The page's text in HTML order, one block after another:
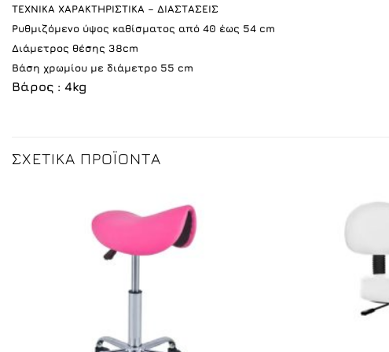
ΤΕΧΝΙΚΑ ΧΑΡΑΚΤΗΡΙΣΤΙΚΑ – ΔΙΑΣΤΑΣΕΙΣ
Ρυθμιζόμενο ύψος καθίσματος από 40 έως 54 cm
Διάμετρος θέσης 38cm
Βάση χρωμίου με διάμετρο 55 cm
Βάρος : 4kg
ΣΧΕΤΙΚΆ ΠΡΟΪΌΝΤΑ